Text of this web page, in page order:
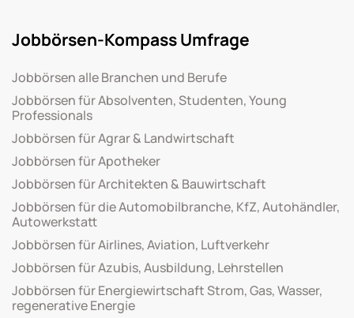
Jobbörsen-Kompass Umfrage
Jobbörsen alle Branchen und Berufe
Jobbörsen für Absolventen, Studenten, Young
Professionals
Jobbörsen für Agrar & Landwirtschaft
Jobbörsen für Apotheker
Jobbörsen für Architekten & Bauwirtschaft
Jobbörsen für die Automobilbranche, KfZ, Autohändler,
Autowerkstatt
Jobbörsen für Airlines, Aviation, Luftverkehr
Jobbörsen für Azubis, Ausbildung, Lehrstellen
Jobbörsen für Energiewirtschaft Strom, Gas, Wasser,
regenerative Energie